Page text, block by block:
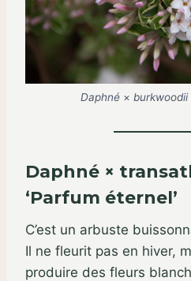
Daphné × burkwoodii
Daphné ×
‘Parfum éternel’
C’est un arbuste
Il ne fleurit pas en hiver,
produire des fleurs